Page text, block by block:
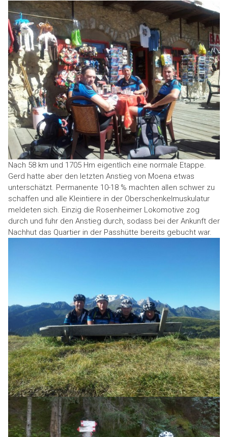
Nach 58 km und 1705 Hm eigentlich eine normale Etappe.
Gerd hatte aber den letzten Anstieg von Moena etwas
unterschätzt. Permanente 10-18 % machten allen schwer zu
schaffen und alle Kleintiere in der Oberschenkelmuskulatur
meldeten sich. Einzig die Rosenheimer Lokomotive zog
durch und fuhr den Anstieg durch, sodass bei der Ankunft der
Nachhut das Quartier in der Passhütte bereits gebucht war.